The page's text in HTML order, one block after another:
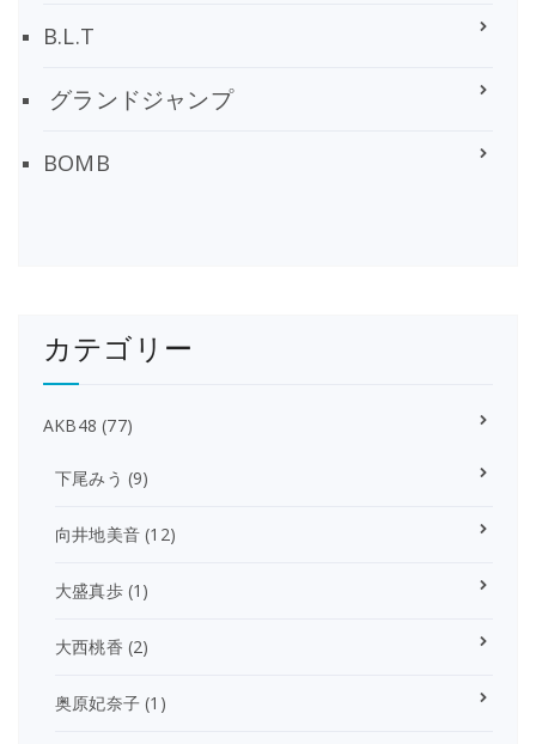
B.L.T
グランドジャンプ
BOMB
カテゴリー
AKB48 (77)
下尾みう (9)
向井地美音 (12)
大盛真歩(1)
大西桃香 (2)
奥原妃奈子 (1)